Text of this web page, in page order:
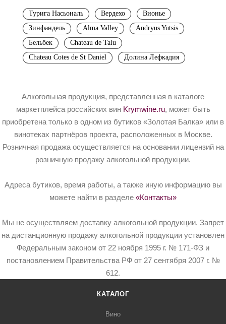
Турига Насьональ Вердехо
Вионье
Зинфандель
Alma Valley
Andryus Yutsis
Бельбек
Chateau de Talu
Chateau Cotes de St Daniel
Долина Лефкадия
Алкогольная продукция, представленная в каталоге
маркетплейса российских вин Krymwine.ru, может быть
приобретена только в одном из бутиков «Золотая Балка» или в
винотеках партнёров проекта, расположенных в Москве.
Розничная продажа осуществляется на основании лицензий на
розничную продажу алкогольной продукции.
Адреса бутиков, время работы, а также иную информацию вы
можете найти в разделе «Контакты»
Мы не осуществляем доставку алкогольной продукции. Запрет
на дистанционную продажу алкогольной продукции установлен
Федеральным законом от 22 ноября 1995 г. № 171-ФЗ и
постановлением Правительства РФ от 27 сентября 2007 г. №
612.
КАТАЛОГ
Вино